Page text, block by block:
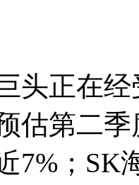
正在经
估第二
7%；SK